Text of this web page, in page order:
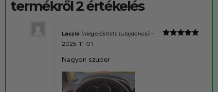
termékről 2 értékelés
László (megerősített tulajdonos) –
2025-11-01
Nagyon szuper